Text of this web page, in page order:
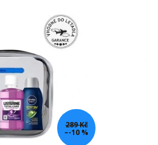
289 Kč
–-10 %